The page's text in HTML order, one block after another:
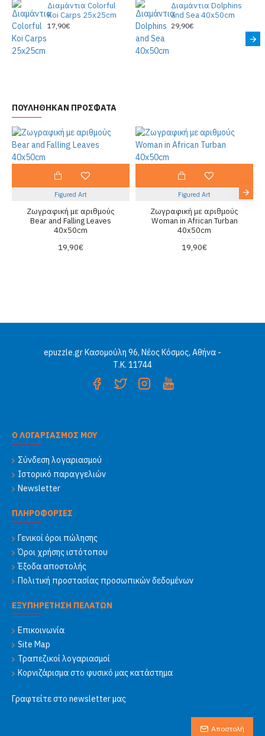
Διαμάντια Colorful
Koi Carps 25x25cm
17,90€
Διαμάντια Dolphins
and Sea 40x50cm
29,90€
ΠΟΥΛΗΘΗΚΑΝ ΠΡΟΣΦΑΤΑ
Figured Art
Ζωγραφική με αριθμούς
Bear and Falling Leaves
40x50cm
19,90€
Figured Art
Ζωγραφική με αριθμούς
Woman in African Turban
40x50cm
19,90€
epuzzle.gr Κασομούλη 96, Νέος Κόσμος, Αθήνα -
Τ.Κ. 11744
Ο ΛΟΓΑΡΙΑΣΜΟΣ ΜΟΥ
Σύνδεση λογαριασμού
Ιστορικό παραγγελιών
Newsletter
ΠΛΗΡΟΦΟΡΙΕΣ
Γενικοί όροι πώλησης
Όροι χρήσης ιστότοπου
Έξοδα αποστολής
Πολιτική προστασίας προσωπικών δεδομένων
ΕΞΥΠΗΡΕΤΗΣΗ ΠΕΛΑΤΩΝ
Επικοινωνία
Site Map
Τραπεζικοί λογαριασμοί
Κορνιζάρισμα στο φυσικό μας κατάστημα
Γραφτείτε στο newsletter μας
Αποστολή